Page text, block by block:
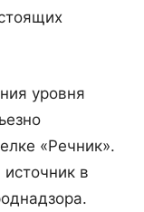
уровня
«Речник».
в